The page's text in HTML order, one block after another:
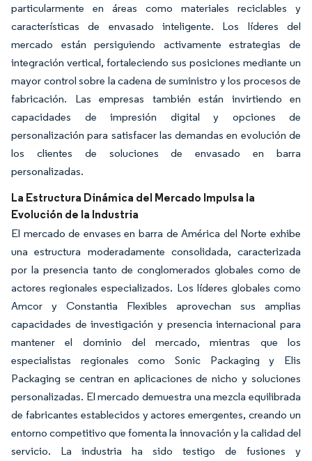
particularmente en áreas como materiales reciclables y
características de envasado inteligente. Los líderes del
mercado están persiguiendo activamente estrategias de
integración vertical, fortaleciendo sus posiciones mediante un
mayor control sobre la cadena de suministro y los procesos de
fabricación. Las empresas también están invirtiendo en
capacidades de impresión digital y opciones de
personalización para satisfacer las demandas en evolución de
los clientes de soluciones de envasado en barra
personalizadas.
La Estructura Dinámica del Mercado Impulsa la
Evolución de la Industria
El mercado de envases en barra de América del Norte exhibe
una estructura moderadamente consolidada, caracterizada
por la presencia tanto de conglomerados globales como de
actores regionales especializados. Los líderes globales como
Amcor y Constantia Flexibles aprovechan sus amplias
capacidades de investigación y presencia internacional para
mantener el dominio del mercado, mientras que los
especialistas regionales como Sonic Packaging y Elis
Packaging se centran en aplicaciones de nicho y soluciones
personalizadas. El mercado demuestra una mezcla equilibrada
de fabricantes establecidos y actores emergentes, creando un
entorno competitivo que fomenta la innovación y la calidad del
servicio. La industria ha sido testigo de fusiones y